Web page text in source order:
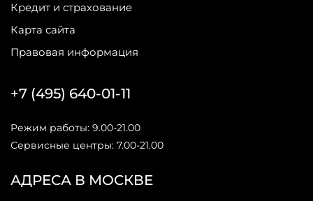
Кредит и страхование
Карта сайта
Правовая информация
АДРЕСА В МОСКВЕ
+7 (495) 640-01-11
Режим работы: 9.00-21.00
Сервисные центры: 7.00-21.00